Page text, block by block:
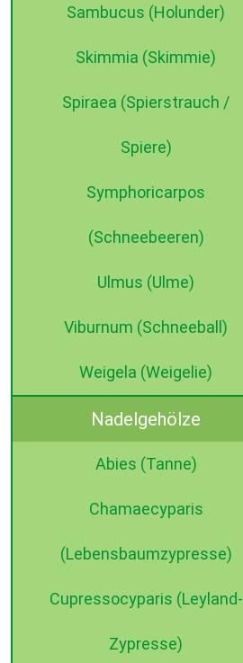
Sambucus (Holunder)
Skimmia (Skimmie)
Spiraea (Spierstrauch /
Spiere)
Symphoricarpos
(Schneebeeren)
Ulmus (Ulme)
Viburnum (Schneeball)
Weigela (Weigelie)
Nadelgehölze
Abies (Tanne)
Chamaecyparis
(Lebensbaumzypresse)
Cupressocyparis (Leyland-
Zypresse)